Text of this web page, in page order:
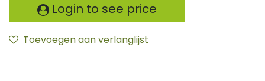
Login to see price
Toevoegen aan verlanglijst